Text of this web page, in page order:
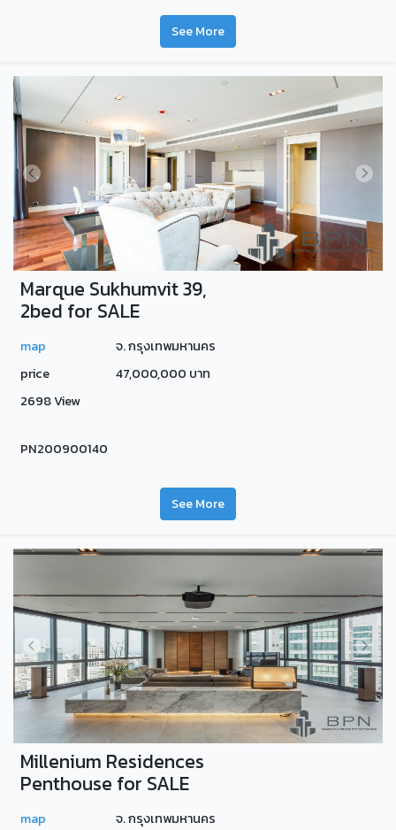
See More
Marque Sukhumvit 39,
2bed for SALE
map
จ. กรุงเทพมหานคร
price
47,000,000 บาท
2698 View
PN200900140
See More
Millenium Residences
Penthouse for SALE
map
จ. กรุงเทพมหานคร